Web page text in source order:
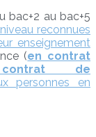
bac+2 au bac+5
reconnues
enseignement
(en contrat
de
personnes en